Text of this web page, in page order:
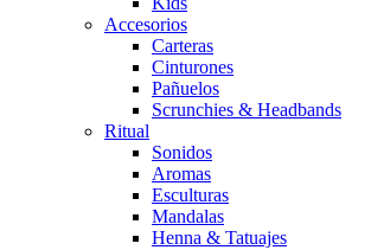
Accesorios
Carteras
Cinturones
Pañuelos
Scrunchies & Headbands
Ritual
Sonidos
Aromas
Esculturas
Mandalas
Henna & Tatuajes